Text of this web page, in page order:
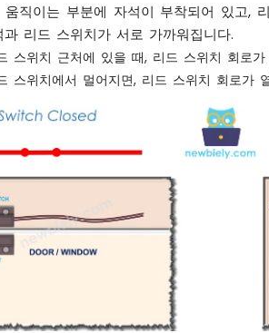
움직이는 부분에 자석이 부착되어 있고,
리드 스위치가 서로 가까워집니다.
스위치 근처에 있을 때, 리드 스위치 회로가
스위치에서 멀어지면, 리드 스위치 회로가